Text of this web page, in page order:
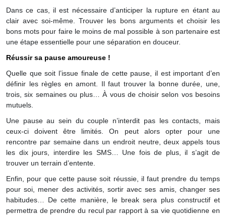
Dans ce cas, il est nécessaire d’anticiper la rupture en étant au
clair avec soi-même. Trouver les bons arguments et choisir les
bons mots pour faire le moins de mal possible à son partenaire est
une étape essentielle pour une séparation en douceur.
Réussir sa pause amoureuse !
Quelle que soit l’issue finale de cette pause, il est important d’en
définir les règles en amont. Il faut trouver la bonne durée, une,
trois, six semaines ou plus… À vous de choisir selon vos besoins
mutuels.
Une pause au sein du couple n’interdit pas les contacts, mais
ceux-ci doivent être limités. On peut alors opter pour une
rencontre par semaine dans un endroit neutre, deux appels tous
les dix jours, interdire les SMS… Une fois de plus, il s’agit de
trouver un terrain d’entente.
Enfin, pour que cette pause soit réussie, il faut prendre du temps
pour soi, mener des activités, sortir avec ses amis, changer ses
habitudes… De cette manière, le break sera plus constructif et
permettra de prendre du recul par rapport à sa vie quotidienne en